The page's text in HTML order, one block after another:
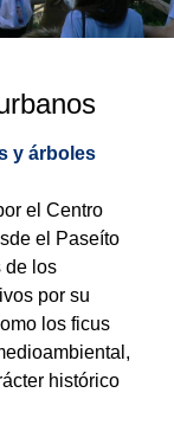
y árboles
el Centro
el Paseíto
de los
por su
los ficus
histórico